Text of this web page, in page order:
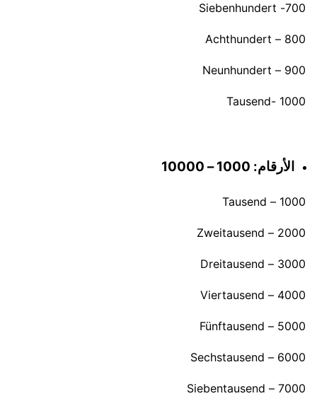
700- Siebenhundert
800 – Achthundert
900 – Neunhundert
1000 -Tausend
الأرقام: 1000 – 10000
1000 – Tausend
2000 – Zweitausend
3000 – Dreitausend
4000 – Viertausend
5000 – Fünftausend
6000 – Sechstausend
7000 – Siebentausend